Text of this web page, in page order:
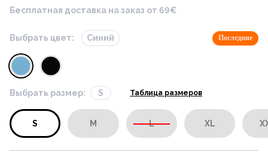
Бесплатная доставка на заказ от 69€
Выбрать цвет: Синий Последние
Выбрать размер: S Таблица размеров
S M L XL